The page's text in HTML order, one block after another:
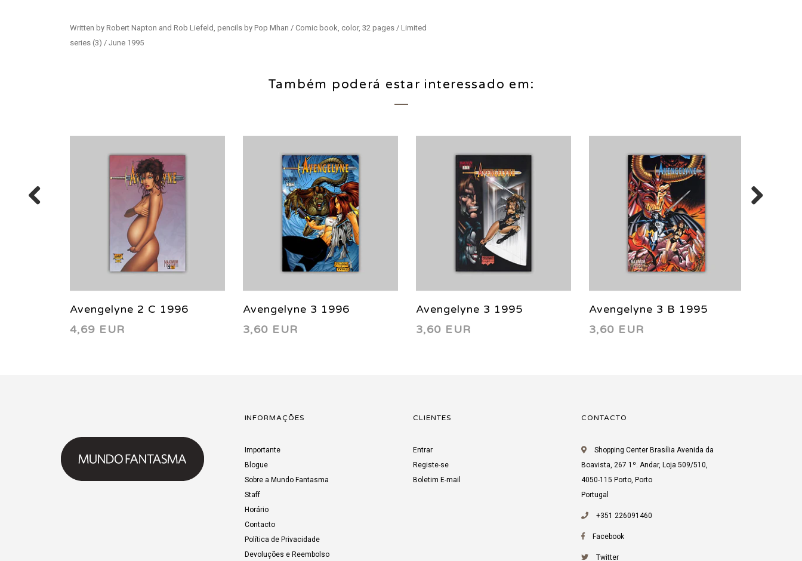
Written by Robert Napton and Rob Liefeld, pencils by Pop Mhan / Comic book, color, 32 pages / Limited
series (3) / June 1995
Também poderá estar interessado em:
Avengelyne 2 C 1996
4,69 EUR
Avengelyne 3 1996
3,60 EUR
Avengelyne 3 1995
3,60 EUR
Avengelyne 3 B 1995
3,60 EUR
INFORMAÇÕES
Importante
Blogue
Sobre a Mundo Fantasma
Staff
Horário
Contacto
Política de Privacidade
Devoluções e Reembolso
CLIENTES
Entrar
Registe-se
Boletim E-mail
CONTACTO
Shopping Center Brasília Avenida da
Boavista, 267 1º. Andar, Loja 509/510,
4050-115 Porto, Porto
Portugal
+351 226091460
Facebook
Twitter